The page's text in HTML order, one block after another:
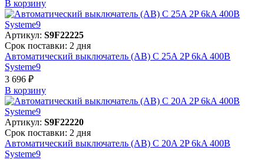
В корзинy
Артикул: S9F22225
Срок поставки: 2 дня
Автоматический выключатель (АВ) C 25A 2P 6kA 400В
Systeme9
3 696 ₽
В корзинy
Артикул: S9F22220
Срок поставки: 2 дня
Автоматический выключатель (АВ) C 20A 2P 6kA 400В
Systeme9